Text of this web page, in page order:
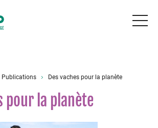
Publications Des vaches pour la planète
pour la planète